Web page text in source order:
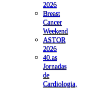
2026
Breast
Cancer
Weekend
ASTOR
2026
40.as
Jornadas
de
Cardiologia,